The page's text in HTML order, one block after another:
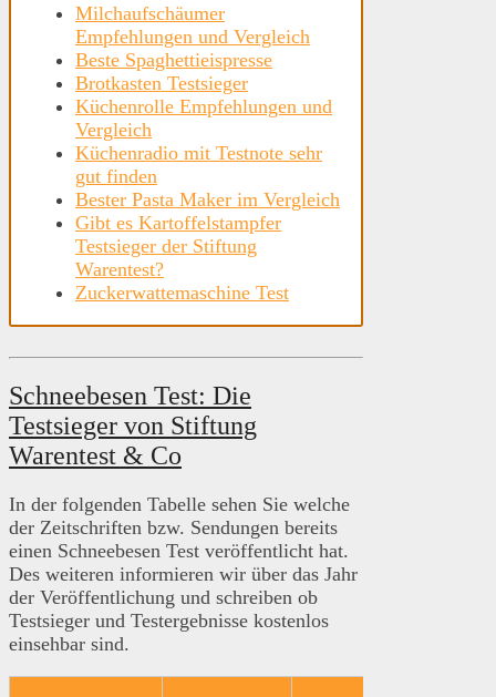
Milchaufschäumer
Empfehlungen und Vergleich
Beste Spaghettieispresse
Brotkasten Testsieger
Küchenrolle Empfehlungen und
Vergleich
Küchenradio mit Testnote sehr
gut finden
Bester Pasta Maker im Vergleich
Gibt es Kartoffelstampfer
Testsieger der Stiftung
Warentest?
Zuckerwattemaschine Test
Schneebesen Test: Die
Testsieger von Stiftung
Warentest & Co
In der folgenden Tabelle sehen Sie welche
der Zeitschriften bzw. Sendungen bereits
einen Schneebesen Test veröffentlicht hat.
Des weiteren informieren wir über das Jahr
der Veröffentlichung und schreiben ob
Testsieger und Testergebnisse kostenlos
einsehbar sind.